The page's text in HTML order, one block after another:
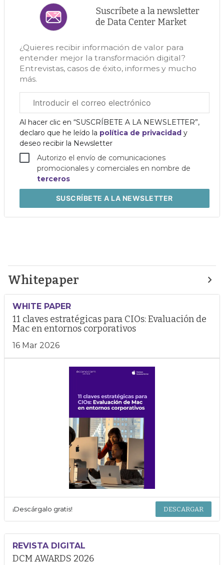
Suscríbete a la newsletter
de Data Center Market
¿Quieres recibir información de valor para
entender mejor la transformación digital?
Entrevistas, casos de éxito, informes y mucho
más.
electrónico
corporativo
Al hacer clic en “SUSCRÍBETE A LA NEWSLETTER”,
declaro que he leído la política de privacidad y
deseo recibir la Newsletter
Autorizo el envío de comunicaciones
promocionales y comerciales en nombre de
terceros
SUSCRÍBETEA LA NEWSLETTER
Whitepaper
WHITE PAPER
11 claves estratégicas para CIOs: Evaluación de
Mac en entornos corporativos
16 Mar 2026
¡Descárgalo gratis! DESCARGAR
REVISTA DIGITAL
DCM AWARDS 2026